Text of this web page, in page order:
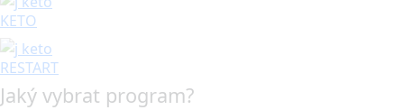
KETO
RESTART
Jaký vybrat program?